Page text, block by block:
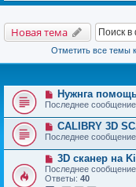
Новая тема
Отметить все темы
Нужнга
Последнее сообщение
CALIBRY 3D
Последнее сообщение
3D сканер на
Последнее сообщение
Ответы: 40